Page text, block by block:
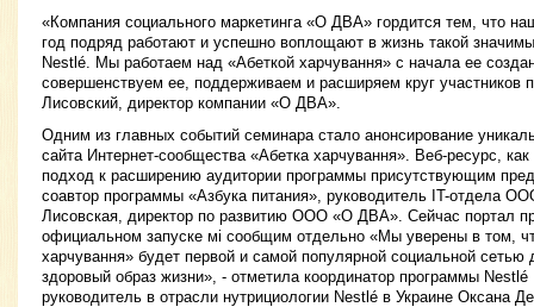
«Компания социального маркетинга «О ДВА» гордится тем, что
год подряд работают и успешно воплощают в жизнь такой
Nestlé. Мы работаем над «Абеткой харчування» с начала ее
совершенствуем ее, поддерживаем и расширяем круг участников
Лисовский, директор компании «О ДВА».
Одним из главных событий семинара стало анонсирование
сайта Интернет-сообщества «Абетка харчування». Веб-ресурс,
подход к расширению аудитории программы присутствующим
соавтор программы «Азбука питания», руководитель IT-отдела
Лисовская, директор по развитию ООО «О ДВА». Сейчас портал
официальном запуске мі сообщим отдельно «Мы уверены в том,
харчування» будет первой и самой популярной социальной сетью
здоровый образ жизни», - отметила координатор программы
руководитель в отрасли нутрициологии Nestlé в Украине Оксана